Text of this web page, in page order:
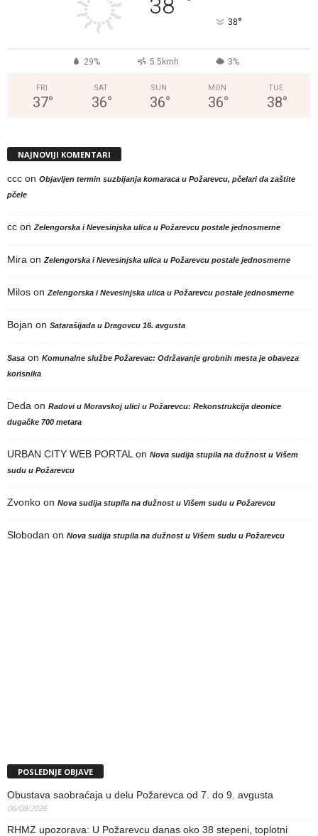
38
38°
29% 5.5kmh 3%
FRI
37°
SAT
36°
SUN
36°
MON
36°
TUE
38°
NAJNOVIJI KOMENTARI
ccc on Objavljen termin suzbijanja komaraca u Požarevcu, pčelari da zaštite
pčele
cc on Zelengorska i Nevesinjska ulica u Požarevcu postale jednosmerne
Mira on Zelengorska i Nevesinjska ulica u Požarevcu postale jednosmerne
Milos on Zelengorska i Nevesinjska ulica u Požarevcu postale jednosmerne
Bojan on Satarašijada u Dragovcu 16. avgusta
Sasa on Komunalne službe Požarevac: Održavanje grobnih mesta je obaveza
korisnika
Deda on Radovi u Moravskoj ulici u Požarevcu: Rekonstrukcija deonice
dugačke 700 metara
URBAN CITY WEB PORTAL on Nova sudija stupila na dužnost u Višem
sudu u Požarevcu
Zvonko on Nova sudija stupila na dužnost u Višem sudu u Požarevcu
Slobodan on Nova sudija stupila na dužnost u Višem sudu u Požarevcu
POSLEDNJE OBJAVE
Obustava saobraćaja u delu Požarevca od 7. do 9. avgusta
06/08/2026
RHMZ upozorava: U Požarevcu danas oko 38 stepeni, toplotni